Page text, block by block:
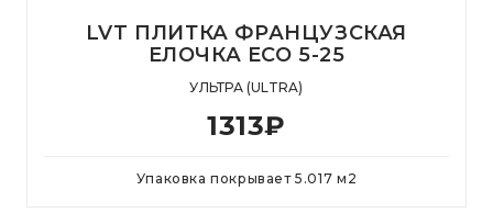
LVT ПЛИТКА ФРАНЦУЗСКАЯ
ЕЛОЧКА ECO 5-25
УЛЬТРА (ULTRA)
1313₽
Упаковка покрывает5.017 м 2